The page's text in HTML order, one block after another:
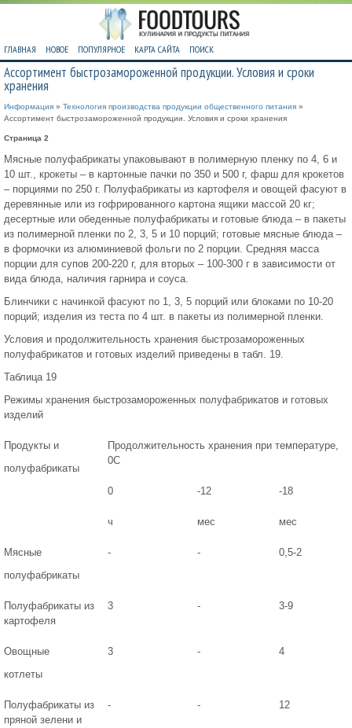
ГЛАВНАЯ НОВОЕ ПОПУЛЯРНОЕ КАРТА САЙТА ПОИСК
Ассортимент быстрозамороженной продукции. Условия и сроки
хранения
Информация » Технология производства продукции общественного питания »
Ассортимент быстрозамороженной продукции. Условия и сроки хранения
Страница 2
Мясные полуфабрикаты упаковывают в полимерную пленку по 4, 6 и
10 шт., крокеты – в картонные пачки по 350 и 500 г, фарш для крокетов
– порциями по 250 г. Полуфабрикаты из картофеля и овощей фасуют в
деревянные или из гофрированного картона ящики массой 20 кг;
десертные или обеденные полуфабрикаты и готовые блюда – в пакеты
из полимерной пленки по 2, 3, 5 и 10 порций; готовые мясные блюда –
в формочки из алюминиевой фольги по 2 порции. Средняя масса
порции для супов 200-220 г, для вторых – 100-300 г в зависимости от
вида блюда, наличия гарнира и соуса.
Блинчики с начинкой фасуют по 1, 3, 5 порций или блоками по 10-20
порций; изделия из теста по 4 шт. в пакеты из полимерной пленки.
Условия и продолжительность хранения быстрозамороженных
полуфабрикатов и готовых изделий приведены в табл. 19.
Таблица 19
Режимы хранения быстрозамороженных полуфабрикатов и готовых
изделий
Продукты и
полуфабрикаты
Продолжительность хранения при температуре,
0С
0 -12 -18
ч мес мес
Мясные
полуфабрикаты
- - 0,5-2
Полуфабрикаты из
картофеля
3 - 3-9
Овощные
котлеты
3 - 4
Полуфабрикаты из
пряной зелени и
- - 12